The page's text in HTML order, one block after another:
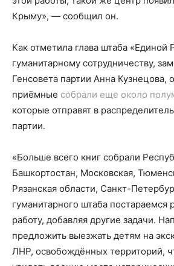
Крыму», — сообщил он.
Как отметила глава штаба «Единой
гуманитарному сотрудничеству,
Генсовета партии Анна Кузнецова,
приёмные собрали еще около
которые отправят в
партии.
«Больше всего книг собрали
Башкортостан, Московская,
Рязанская области, Санкт-
гуманитарного штаба постараемся
работу, добавляя другие задачи.
предложить выезжать детям на
ЛНР, освобождённых территорий,